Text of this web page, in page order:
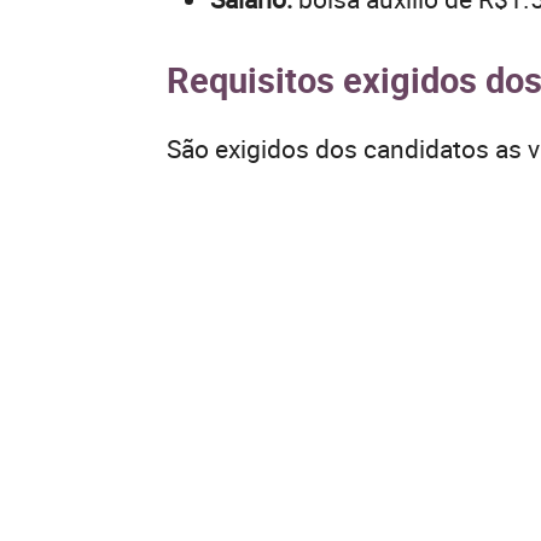
Requisitos exigidos
São exigidos dos candidatos as